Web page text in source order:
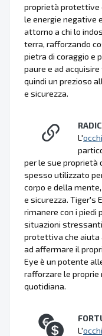
proprietà protettive
le energie negative
attorno a chi lo
terra, rafforzando
pietra di coraggio e
paure e ad
quindi un prezioso
e sicurezza.
L'
per le sue proprietà
spesso utilizzato
corpo e della
e sicurezza. Tiger's
rimanere con i piedi
situazioni
protettiva che aiuta
ad affermare il
Eye è un potente
rafforzare le
quotidiana.
L'